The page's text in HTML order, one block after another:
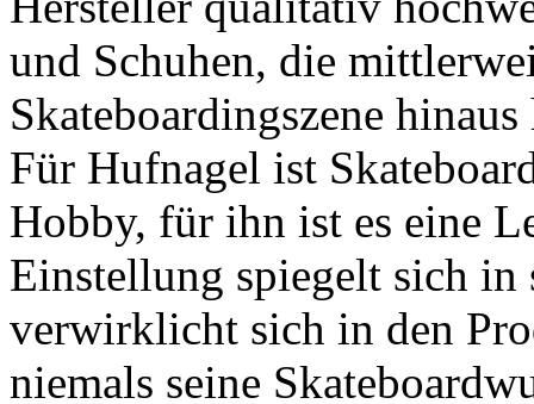
und Schuhen, die
Skateboardingszene hinaus
Für Hufnagel ist
Hobby, für ihn ist es eine
Einstellung spiegelt sich
verwirklicht sich in den
niemals seine